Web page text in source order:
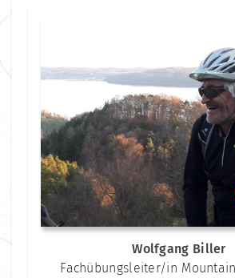
Wolfgang Biller
Fachübungsleiter/in